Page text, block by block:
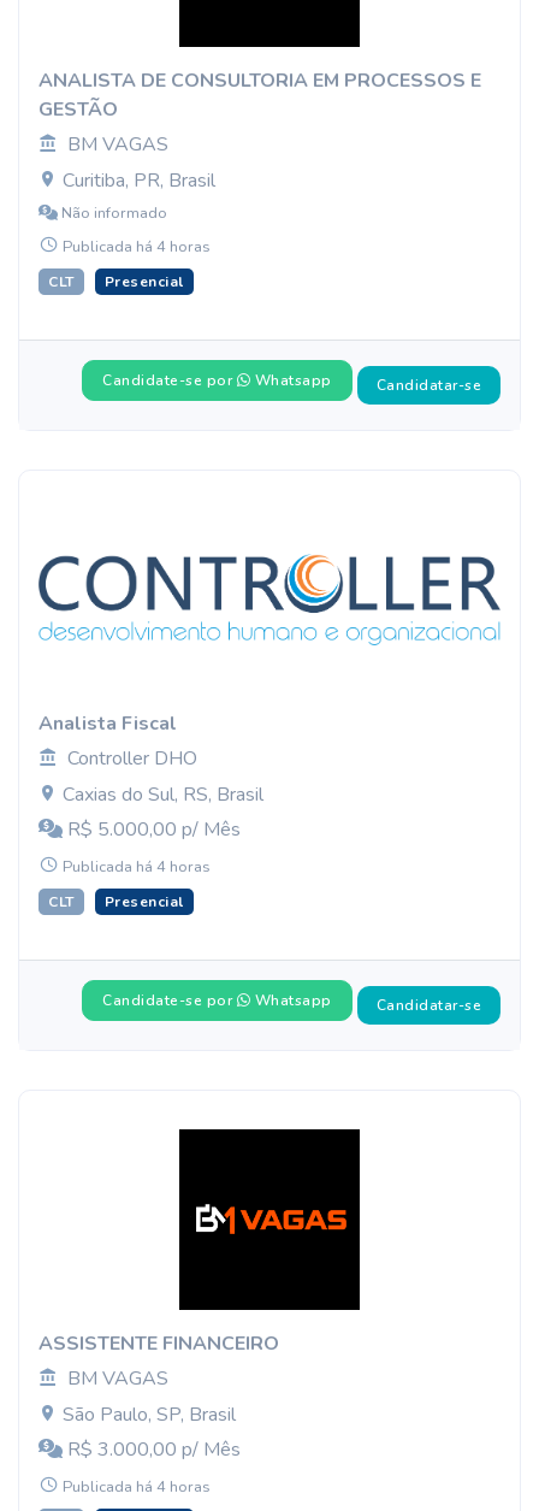
ANALISTA DE CONSULTORIA EM PROCESSOS E
GESTÃO
BM VAGAS
Curitiba, PR, Brasil
Não informado
Publicada há 4 horas
CLT Presencial
Candidate-se por Whatsapp Candidatar-se
Analista Fiscal
Controller DHO
Caxias do Sul, RS, Brasil
R$ 5.000,00 p/ Mês
Publicada há 4 horas
CLT Presencial
Candidate-se por Whatsapp Candidatar-se
ASSISTENTE FINANCEIRO
BM VAGAS
São Paulo, SP, Brasil
R$ 3.000,00 p/ Mês
Publicada há 4 horas